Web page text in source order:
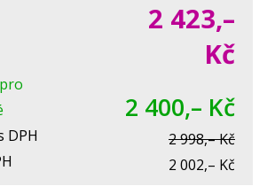
2 423,–
Kč
2 400,– Kč
DPH
2 998,– Kč
2 002,– Kč